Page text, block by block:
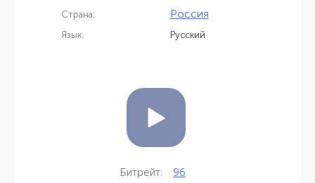
Страна: Россия
Язык: Русский
Битрейт: 96